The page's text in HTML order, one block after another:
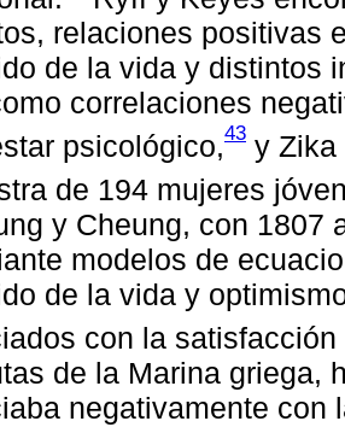
relaciones positivas
de la vida y distintos
correlaciones
psicológico,43 y Zika
de 194 mujeres
y Cheung, con 1807
modelos de
de la vida y
con la satisfacción
de la Marina griega,
negativamente con